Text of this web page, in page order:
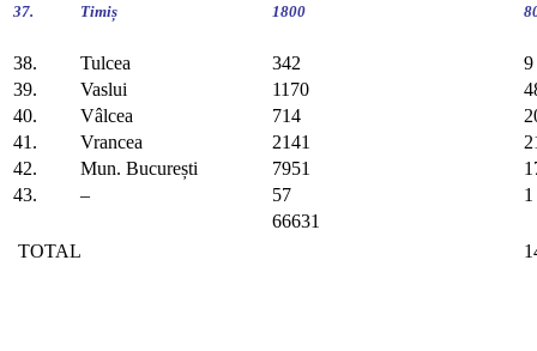
37. Timiș 1800
38. Tulcea 342
9
39.
Vaslui 1170
40.
Vâlcea 714
41.
Vrancea 2141
42.
Mun. București 7951
43.
– 57 1
TOTAL
66631